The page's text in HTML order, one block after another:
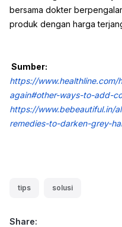
bersama dokter
produk dengan harga
Sumber:
https://
again#other-ways-to-add-
https://www.bebeautiful.in/
remedies-to-darken-grey-
tips solusi
Share: